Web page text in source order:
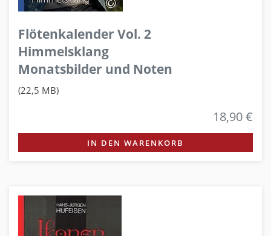
Flötenkalender Vol. 2
Himmelsklang
Monatsbilder und Noten
(22,5 MB)
18,90 €
IN DEN WARENKORB